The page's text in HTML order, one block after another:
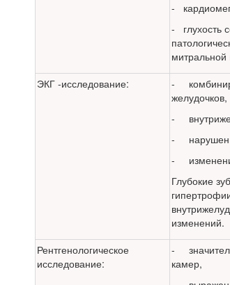
-
- глухость
митральной
ЭКГ -исследование:
-
желудочков,
-
-
-
Глубокие
изменений.
Рентгенологическое
исследование:
-
камер,